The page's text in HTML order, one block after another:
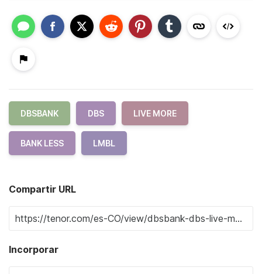
DBSBANK DBS LIVE MORE
BANK LESS LMBL
Compartir URL
Incorporar